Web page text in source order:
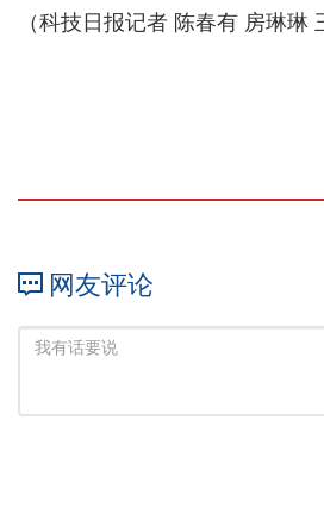
（科技日报记者 陈春有 房琳琳
网友评论